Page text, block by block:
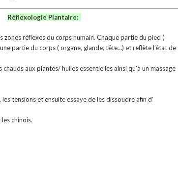
Réflexologie Plantaire:
réflexes du corps humain. Chaque partie du pied (
partie du corps ( organe, glande, tête…) et reflète l’état de
aux plantes/ huiles essentielles ainsi qu’à un massage
tensions et ensuite essaye de les dissoudre afin d’
chinois.